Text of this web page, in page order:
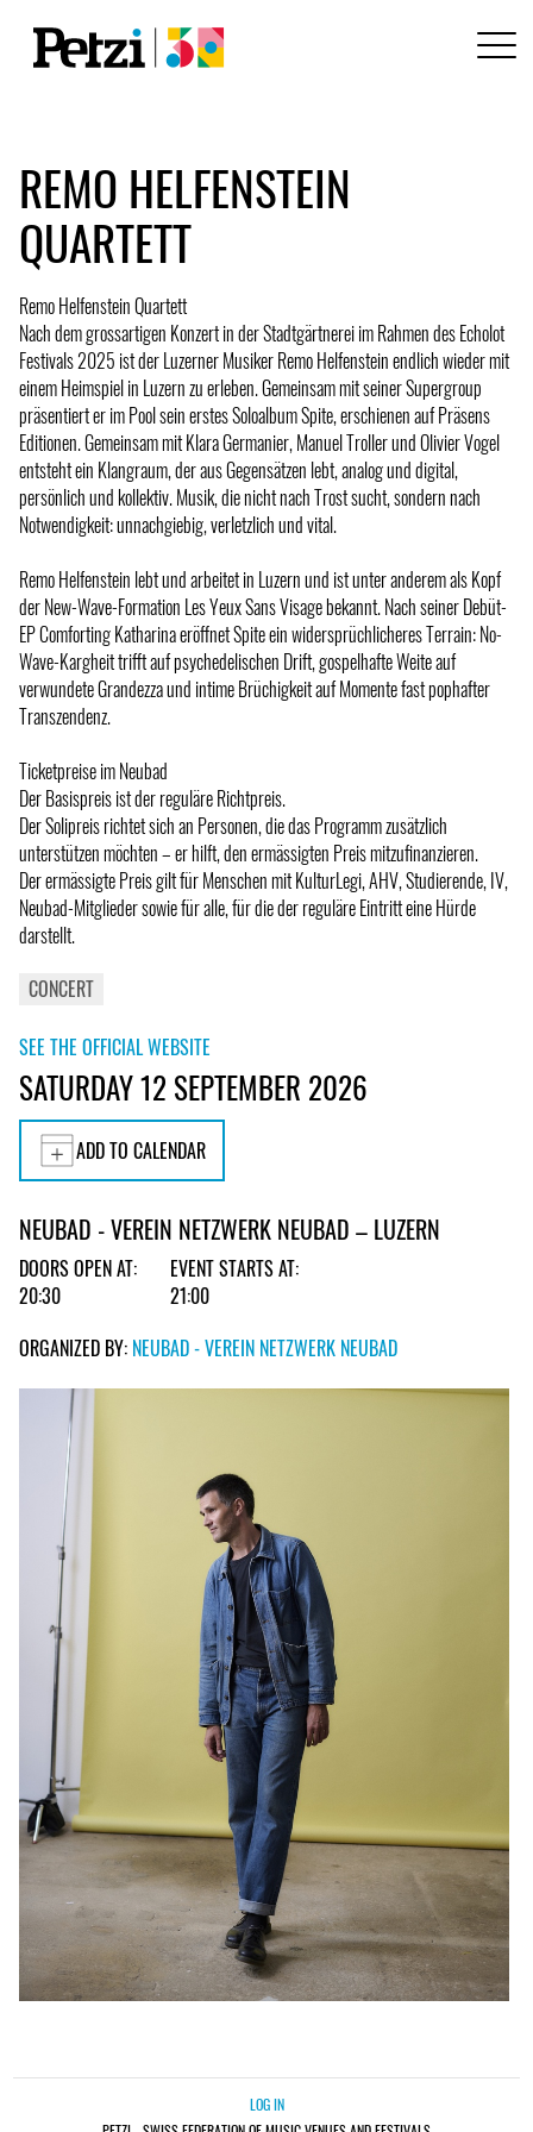
REMO HELFENSTEIN
QUARTETT
Remo Helfenstein Quartett
Nach dem grossartigen Konzert in der Stadtgärtnerei im Rahmen des Echolot
Festivals 2025 ist der Luzerner Musiker Remo Helfenstein endlich wieder mit
einem Heimspiel in Luzern zu erleben. Gemeinsam mit seiner Supergroup
präsentiert er im Pool sein erstes Soloalbum Spite, erschienen auf Präsens
Editionen. Gemeinsam mit Klara Germanier, Manuel Troller und Olivier Vogel
entsteht ein Klangraum, der aus Gegensätzen lebt, analog und digital,
persönlich und kollektiv. Musik, die nicht nach Trost sucht, sondern nach
Notwendigkeit: unnachgiebig, verletzlich und vital.
Remo Helfenstein lebt und arbeitet in Luzern und ist unter anderem als Kopf
der New-Wave-Formation Les Yeux Sans Visage bekannt. Nach seiner Debüt-
EP Comforting Katharina eröffnet Spite ein widersprüchlicheres Terrain: No-
Wave-Kargheit trifft auf psychedelischen Drift, gospelhafte Weite auf
verwundete Grandezza und intime Brüchigkeit auf Momente fast pophafter
Transzendenz.
Ticketpreise im Neubad
Der Basispreis ist der reguläre Richtpreis.
Der Solipreis richtet sich an Personen, die das Programm zusätzlich
unterstützen möchten – er hilft, den ermässigten Preis mitzufinanzieren.
Der ermässigte Preis gilt für Menschen mit KulturLegi, AHV, Studierende, IV,
Neubad-Mitglieder sowie für alle, für die der reguläre Eintritt eine Hürde
darstellt.
CONCERT
SEE THE OFFICIAL WEBSITE
SATURDAY 12 SEPTEMBER 2026
ADD TO CALENDAR
NEUBAD - VEREIN NETZWERK NEUBAD – LUZERN
DOORS OPEN AT:
20:30
EVENT STARTS AT:
21:00
ORGANIZED BY: NEUBAD - VEREIN NETZWERK NEUBAD
LOG IN